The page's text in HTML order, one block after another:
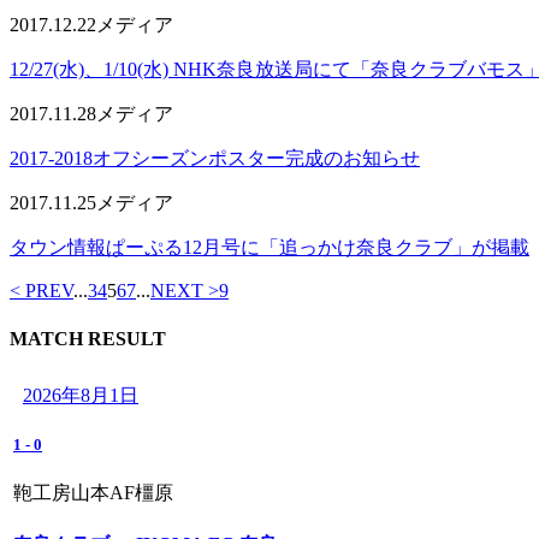
2017.12.22メディア
12/27(水)、1/10(水) NHK奈良放送局にて「奈良クラブバモス
2017.11.28メディア
2017-2018オフシーズンポスター完成のお知らせ
2017.11.25メディア
タウン情報ぱーぷる12月号に「追っかけ奈良クラブ」が掲載
< PREV...34567...NEXT >9
MATCH RESULT
2026年8月1日
1 - 0
鞄工房山本AF橿原